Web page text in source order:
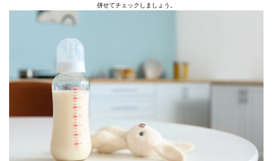
併せてチェックしましょう。